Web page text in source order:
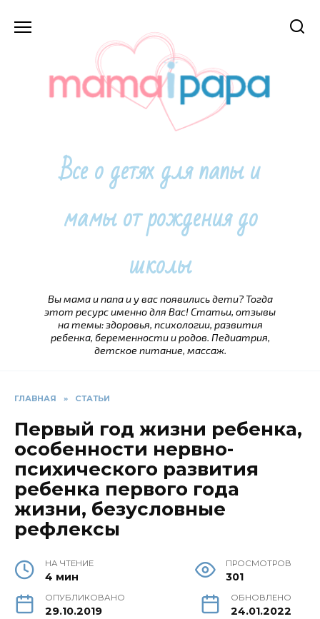
Все о детях для папы и
мамы от рождения до
школы
Вы мама и папа и у вас появились дети? Тогда
этот ресурс именно для Вас! Статьи, отзывы
на темы: здоровья, психологии, развития
ребенка, беременности и родов. Педиатрия,
детское питание, массаж.
ГЛАВНАЯ » СТАТЬИ
Первый год жизни ребенка,
особенности нервно-
психического развития
ребенка первого года
жизни, безусловные
рефлексы
НА ЧТЕНИЕ
4 мин
ПРОСМОТРОВ
301
ОПУБЛИКОВАНО
29.10.2019
ОБНОВЛЕНО
24.01.2022